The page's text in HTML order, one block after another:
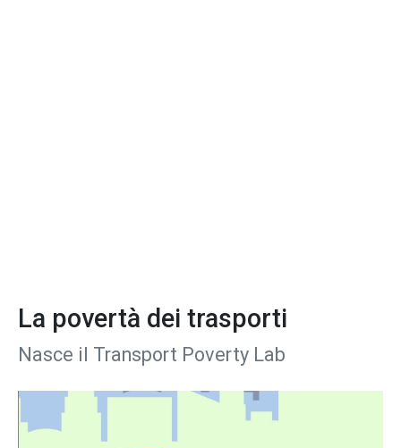
La povertà dei trasporti
Nasce il Transport Poverty Lab